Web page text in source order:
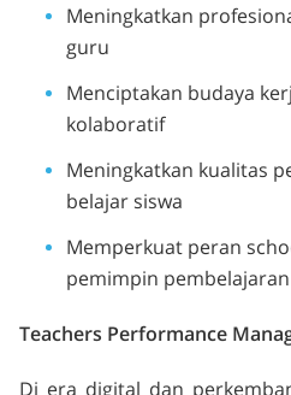
Meningkatkan
guru
Menciptakan budaya
kolaboratif
Meningkatkan kualitas
belajar siswa
Memperkuat peran
pemimpin
Teachers Performance
Di era digital dan